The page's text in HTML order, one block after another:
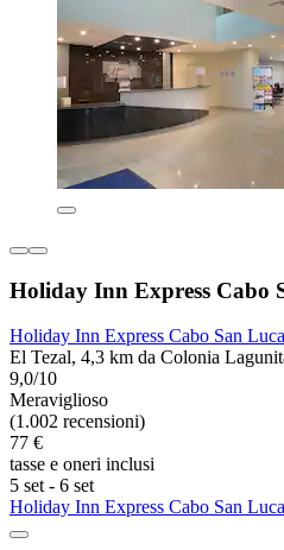
Holiday Inn Express Cabo
Holiday Inn Express Cabo San
El Tezal, 4,3 km da Colonia
9,0/10
Meraviglioso
(1.002 recensioni)
77 €
tasse e oneri inclusi
5 set - 6 set
Holiday Inn Express Cabo San